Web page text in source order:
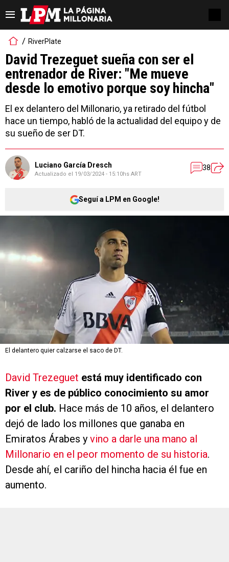
RiverPlate
David Trezeguet sueña con ser el
entrenador de River: "Me mueve
desde lo emotivo porque soy hincha"
El ex delantero del Millonario, ya retirado del fútbol
hace un tiempo, habló de la actualidad del equipo y de
su sueño de ser DT.
Luciano García Dresch
Actualizado el 19/03/2024 - 15:10hs ART
38
Seguí a LPM en Google!
El delantero quier calzarse el saco de DT.
David Trezeguet está muy identificado con
River y es de público conocimiento su amor
por el club. Hace más de 10 años, el delantero
dejó de lado los millones que ganaba en
Emiratos Árabes y vino a darle una mano al
Millonario en el peor momento de su historia.
Desde ahí, el cariño del hincha hacia él fue en
aumento.